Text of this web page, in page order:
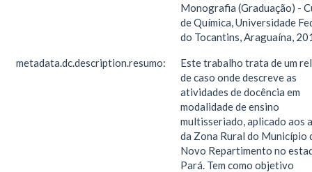
Monografia (Graduação) -
de Química, Universidade
do Tocantins, Araguaína,
metadata.dc.description.resumo:
Este trabalho trata de um
de caso onde descreve as
atividades de docência em
modalidade de ensino
multisseriado, aplicado aos
da Zona Rural do Município
Novo Repartimento no
Pará. Tem como objetivo